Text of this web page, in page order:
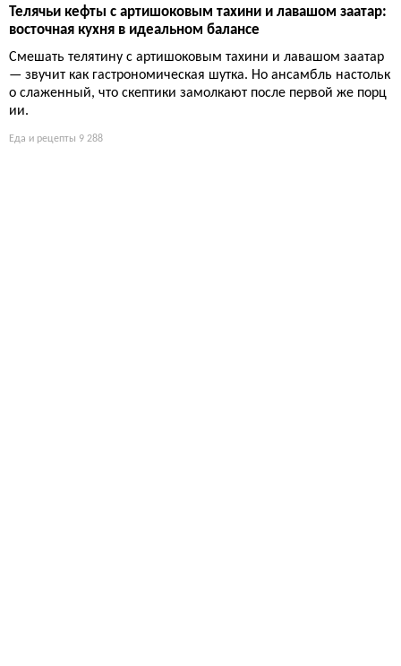
Телячьи кефты с артишоковым тахини и лавашом заатар:
восточная кухня в идеальном балансе
Смешать телятину с артишоковым тахини и лавашом заатар
— звучит как гастрономическая шутка. Но ансамбль настольк
о слаженный, что скептики замолкают после первой же порц
ии.
Еда и рецепты 9 288